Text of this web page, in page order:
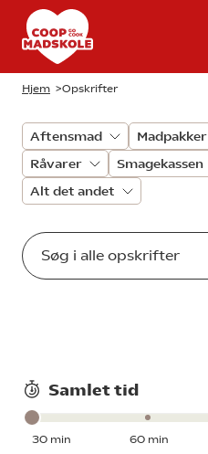
Hjem >Opskrifter
Aftensmad Madpakker
Råvarer
Smagekassen
Alt det andet
Samlet tid
30 min 60 min